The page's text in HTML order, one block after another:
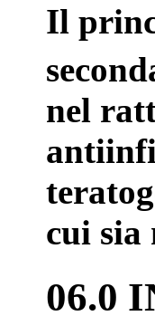
Il
nel
cui sia
06.0